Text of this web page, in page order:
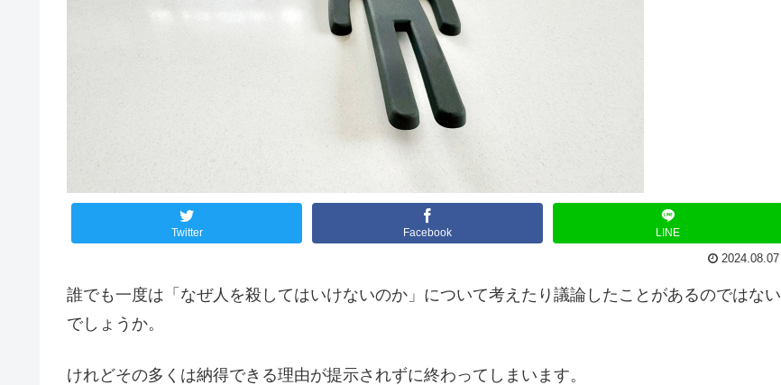
Twitter Facebook LINE
2024.08.07
誰でも一度は「なぜ人を殺してはいけないのか」について考えたり議論したことがあるのではない
でしょうか。
けれどその多くは納得できる理由が提示されずに終わってしまいます。